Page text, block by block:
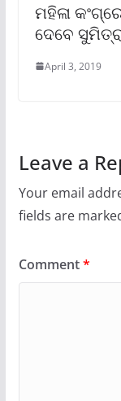
ମହିଳା
ଦେବେ
April 3, 2019
Leave a
Your email
fields are
Comment*